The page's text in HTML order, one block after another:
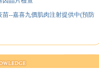
、不孕檢查